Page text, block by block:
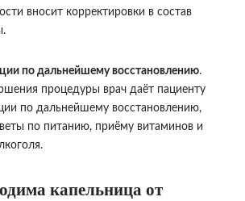
вносит корректировки в состав
по дальнейшему восстановлению.
процедуры врач даёт пациенту
по дальнейшему восстановлению,
по питанию, приёму витаминов и
капельница от